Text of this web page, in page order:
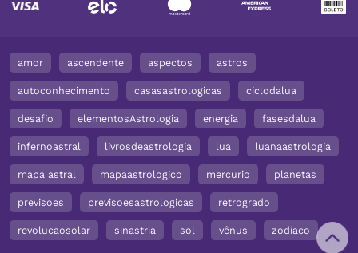
amor ascendente aspectos astros
autoconhecimento casasastrologicas ciclodalua
desafio elementosAstrologia energia fasesdalua
infernoastral livrosdeastrologia lua luanaastrologia
mapa astral mapaastrologico mercurio planetas
previsoes previsoesastrologicas retrogrado
revolucaosolar sinastria sol vênus zodiaco